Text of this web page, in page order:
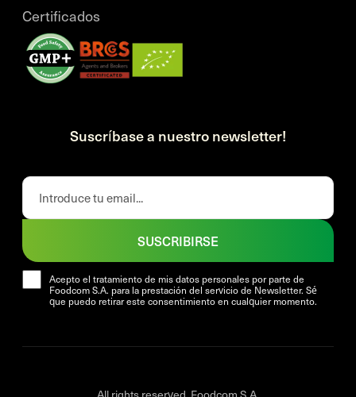
Certificados
Suscríbase a nuestro newsletter!
Acepto el tratamiento de mis datos personales por parte de
Foodcom S.A. para la prestación del servicio de Newsletter. Sé
que puedo retirar este consentimiento en cualquier momento.
SUSCRIBIRSE